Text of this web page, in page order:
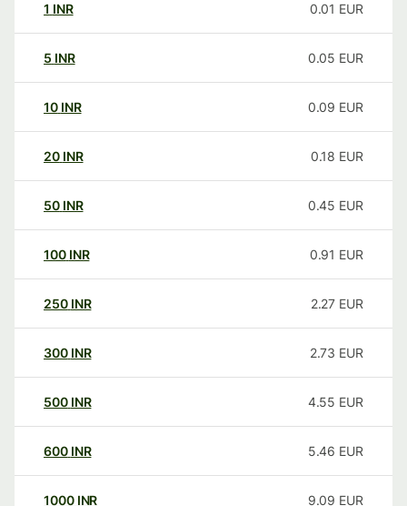
1 INR 0.01 EUR
5 INR 0.05 EUR
10 INR 0.09 EUR
20 INR 0.18 EUR
50 INR 0.45 EUR
100 INR 0.91 EUR
250 INR 2.27 EUR
300 INR 2.73 EUR
500 INR 4.55 EUR
600 INR 5.46 EUR
1000 INR 9.09 EUR